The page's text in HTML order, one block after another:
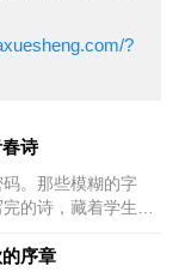
?
诗
。那些模糊的字
的诗，藏着学生时
序章